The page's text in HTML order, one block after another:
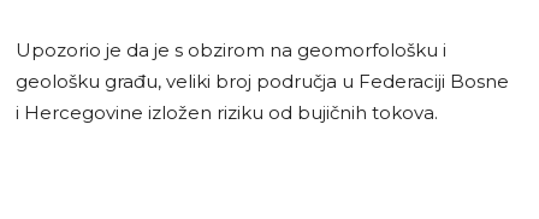
Upozorio je da je s obzirom na geomorfološku i
geološku građu, veliki broj područja u Federaciji Bosne
i Hercegovine izložen riziku od bujičnih tokova.